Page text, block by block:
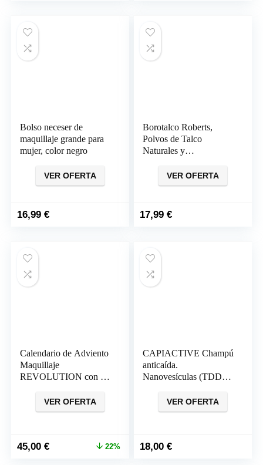
Bolso neceser de
maquillaje grande para
mujer, color negro
VER OFERTA
16,99€
Borotalco Roberts,
Polvos de Talco
Naturales y
VER OFERTA
17,99€
Calendario de Adviento
Maquillaje
REVOLUTION con 24
VER OFERTA
El
45,00€El
22%
CAPIACTIVE Champú
anticaída.
Nanovesículas (TDD),
Alternativa Natural al
Minoxidil
VER OFERTA
18,00€